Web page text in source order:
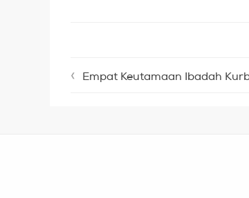
Empat Keutamaan Ibadah